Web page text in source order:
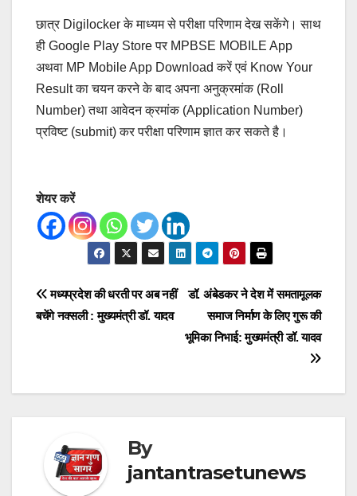
छात्र Digilocker के माध्यम से परीक्षा परिणाम देख सकेंगे। साथ
ही Google Play Store पर MPBSE MOBILE App
अथवा MP Mobile App Download करें एवं Know Your
Result का चयन करने के बाद अपना अनुक्रमांक (Roll
Number) तथा आवेदन क्रमांक (Application Number)
प्रविष्ट (submit) कर परीक्षा परिणाम ज्ञात कर सकते है।
शेयर करें
Post
navigation
डॉ. अंबेडकर ने देश में समतामूलक
समाज निर्माण के लिए गुरू की
भूमिका निभाई: मुख्यमंत्री डॉ. यादव
मध्यप्रदेश की धरती पर अब नहीं
बचेंगे नक्सली : मुख्यमंत्री डॉ. यादव
By
jantantrasetunews